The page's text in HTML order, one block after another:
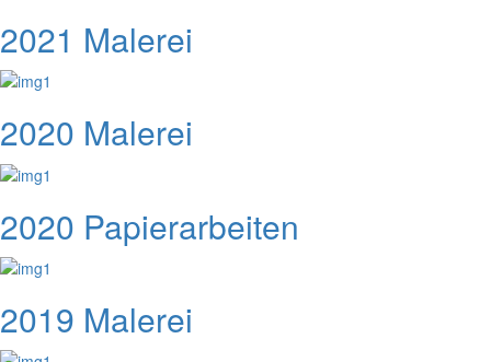
2021 Malerei
2020 Malerei
2020 Papierarbeiten
2019 Malerei